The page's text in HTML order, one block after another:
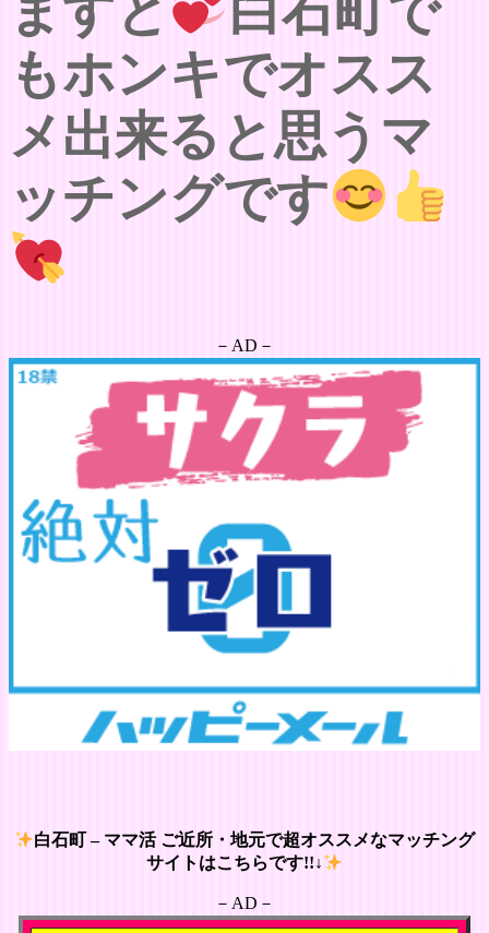
ますと
白石町で
もホンキでオスス
メ出来ると思うマ
ッチングです
－AD－
白石町 – ママ活 ご近所・地元で超オススメなマッチング
サイトはこちらです!!↓
－AD－